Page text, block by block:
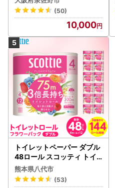
(50)
10,000
トイレットペーパー ダブル
48ロール スコッティ トイ
レット
熊本県八代市
(53)